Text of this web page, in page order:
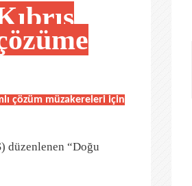
çözüm müzakereleri için
düzenlenen “Doğu